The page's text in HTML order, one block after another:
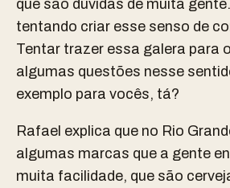
que são dúvidas de muita
tentando criar esse senso de
Tentar trazer essa galera para
algumas questões nesse
exemplo para vocês, tá?
Rafael explica que no Rio
algumas marcas que a gente
muita facilidade, que são